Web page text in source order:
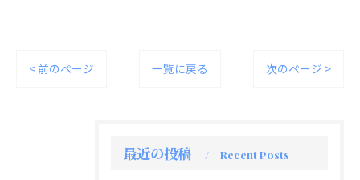
< 前のページ 一覧に戻る 次のページ >
最近の投稿 Recent Posts